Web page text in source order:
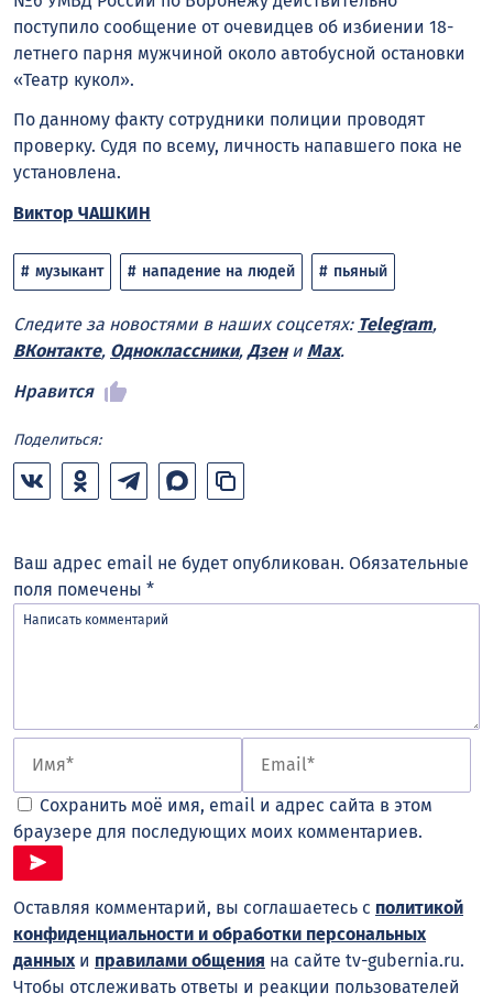
поступило сообщение от очевидцев об избиении 18-
летнего парня мужчиной около автобусной остановки
«Театр кукол».
По данному факту сотрудники полиции проводят
проверку. Судя по всему, личность напавшего пока не
установлена.
Виктор ЧАШКИН
музыкант нападение на людей пьяный
Следите за новостями в наших соцсетях: Telegram,
ВКонтакте, Одноклассники, Дзени Max.
Нравится
Поделиться:
Ваш адрес email не будет опубликован. Обязательные
поля помечены *
Сохранить моё имя, email и адрес сайта в этом
браузере для последующих моих комментариев.
Оставляя комментарий, вы соглашаетесь с политикой
конфиденциальности и обработки персональных
данных и правилами общения на сайте tv-gubernia.ru.
Чтобы отслеживать ответы и реакции пользователей